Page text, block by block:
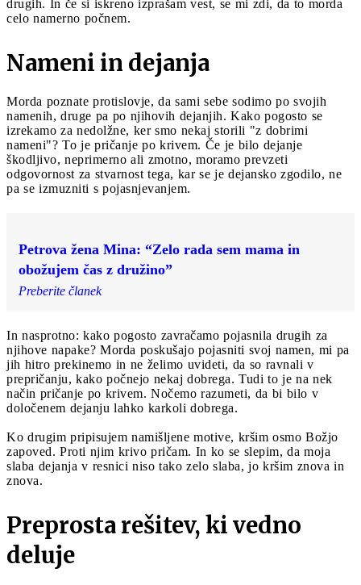
drugih. In če si iskreno izprašam vest, se mi zdi, da to morda
celo namerno počnem.
Nameni in dejanja
Morda poznate protislovje, da sami sebe sodimo po svojih
namenih, druge pa po njihovih dejanjih. Kako pogosto se
izrekamo za nedolžne, ker smo nekaj storili "z dobrimi
nameni"? To je pričanje po krivem. Če je bilo dejanje
škodljivo, neprimerno ali zmotno, moramo prevzeti
odgovornost za stvarnost tega, kar se je dejansko zgodilo, ne
pa se izmuzniti s pojasnjevanjem.
Petrova žena Mina: “Zelo rada sem mama in
obožujem čas z družino”
Preberite članek
In nasprotno: kako pogosto zavračamo pojasnila drugih za
njihove napake? Morda poskušajo pojasniti svoj namen, mi pa
jih hitro prekinemo in ne želimo uvideti, da so ravnali v
prepričanju, kako počnejo nekaj dobrega. Tudi to je na nek
način pričanje po krivem. Nočemo razumeti, da bi bilo v
določenem dejanju lahko karkoli dobrega.
Ko drugim pripisujem namišljene motive, kršim osmo Božjo
zapoved. Proti njim krivo pričam. In ko se slepim, da moja
slaba dejanja v resnici niso tako zelo slaba, jo kršim znova in
znova.
Preprosta rešitev, ki vedno
deluje